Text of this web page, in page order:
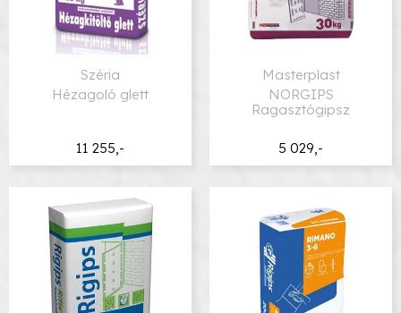
11 255,-
Széria
Hézagoló glett
5 029,-
Masterplast
NORGIPS
Ragasztógipsz